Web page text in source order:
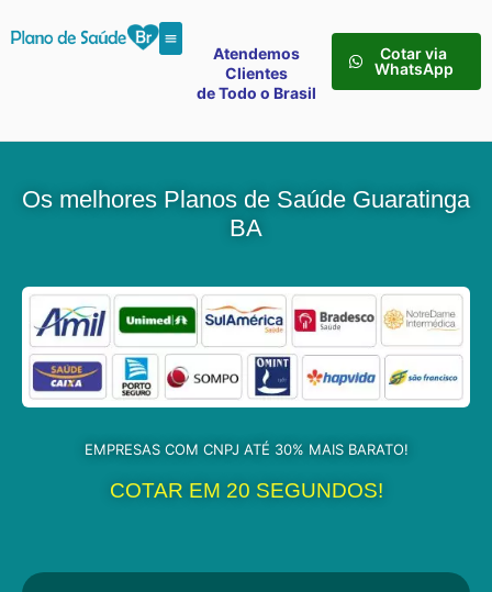
Atendemos
Clientes
de Todo o Brasil
Cotar via
WhatsApp
Os melhores Planos de Saúde Guaratinga
BA
EMPRESAS COM CNPJ ATÉ 30% MAIS BARATO!
COTAR EM 20 SEGUNDOS!​